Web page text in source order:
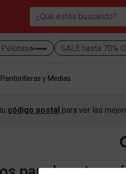
SALE hasta 70%
y Medias
código postal para ver las